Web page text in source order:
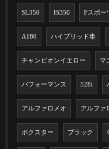
SL350 IS350 Fスポー
A180 ハイブリッド車
チャンピオンイエロー マ
パフォーマンス 528i
アルファロメオ アルファ
ボクスター ブラック